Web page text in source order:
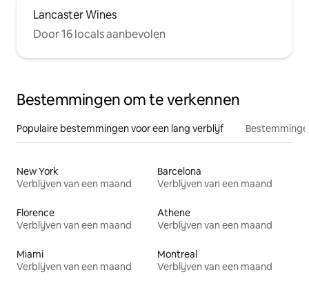
Lancaster Wines
Door 16 locals aanbevolen
Bestemmingen om te verkennen
Populaire bestemmingen voor een lang verblijf
New York
Verblijven van een maand
Barcelona
Verblijven van een maand
Florence
Verblijven van een maand
Athene
Verblijven van een maand
Miami
Verblijven van een maand
Montreal
Verblijven van een maand